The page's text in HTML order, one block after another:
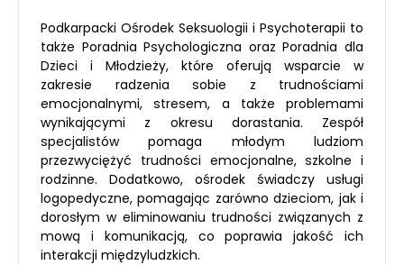
Podkarpacki Ośrodek Seksuologii i Psychoterapii to
także Poradnia Psychologiczna oraz Poradnia dla
Dzieci i Młodzieży, które oferują wsparcie w
zakresie radzenia sobie z trudnościami
emocjonalnymi, stresem, a także problemami
wynikającymi z okresu dorastania. Zespół
specjalistów pomaga młodym ludziom
przezwyciężyć trudności emocjonalne, szkolne i
rodzinne. Dodatkowo, ośrodek świadczy usługi
logopedyczne, pomagając zarówno dzieciom, jak i
dorosłym w eliminowaniu trudności związanych z
mową i komunikacją, co poprawia jakość ich
interakcji międzyludzkich.